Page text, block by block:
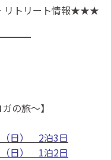
リトリート情報★★★
の旅～】
（日） 2泊3日
（日） 1泊2日